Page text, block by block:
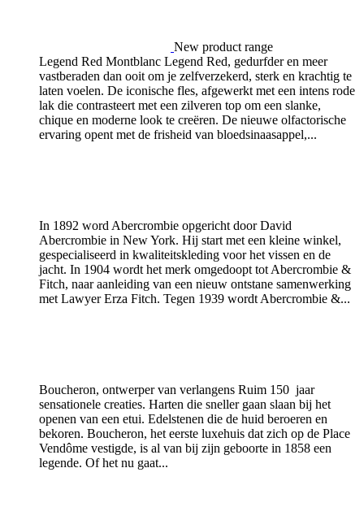
New product range
Legend Red Montblanc Legend Red, gedurfder en meer
vastberaden dan ooit om je zelfverzekerd, sterk en krachtig te
laten voelen. De iconische fles, afgewerkt met een intens rode
lak die contrasteert met een zilveren top om een slanke,
chique en moderne look te creëren. De nieuwe olfactorische
ervaring opent met de frisheid van bloedsinaasappel,...
In 1892 word Abercrombie opgericht door David
Abercrombie in New York. Hij start met een kleine winkel,
gespecialiseerd in kwaliteitskleding voor het vissen en de
jacht. In 1904 wordt het merk omgedoopt tot Abercrombie &
Fitch, naar aanleiding van een nieuw ontstane samenwerking
met Lawyer Erza Fitch. Tegen 1939 wordt Abercrombie &...
Boucheron, ontwerper van verlangens Ruim 150 jaar
sensationele creaties. Harten die sneller gaan slaan bij het
openen van een etui. Edelstenen die de huid beroeren en
bekoren. Boucheron, het eerste luxehuis dat zich op de Place
Vendôme vestigde, is al van bij zijn geboorte in 1858 een
legende. Of het nu gaat...